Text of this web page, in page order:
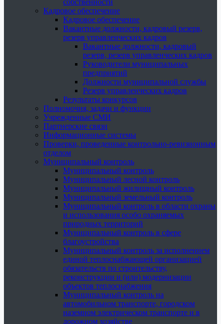
собственности
Кадровое обеспечение
Кадровое обеспечение
Вакантные должности, кадровый резерв,
резерв управленческих кадров
Вакантные должности, кадровый
резерв, резерв управленческих кадров
Руководители муниципальных
предприятий
Должности муниципальной службы
Резерв управленческих кадров
Результаты конкурсов
Полномочия, задачи и функции
Учрежденные СМИ
Партнерские связи
Информационные системы
Проверки, проведенные контрольно-ревизионным
отделом
Муниципальный контроль
Муниципальный контроль
Муниципальный лесной контроль
Муниципальный жилищный контроль
Муниципальный земельный контроль
Муниципальный контроль в области охраны
и использования особо охраняемых
природных территорий
Муниципальный контроль в сфере
благоустройства
Муниципальный контроль за исполнением
единой теплоснабжающей организацией
обязательств по строительству,
реконструкции и (или) модернизации
объектов теплоснабжения
Муниципальный контроль на
автомобильном транспорте, городском
наземном электрическом транспорте и в
дорожном хозяйстве